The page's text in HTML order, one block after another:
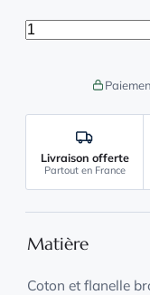
quantité de
Livraison offerte
Partout en France
Matière
Coton et flanelle